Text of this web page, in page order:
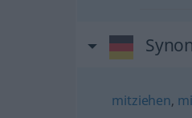
mitziehen,